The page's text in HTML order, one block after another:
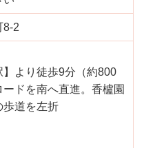
8-2
】より徒歩9分（約800
ドを南へ直進。香櫨園
歩道を左折